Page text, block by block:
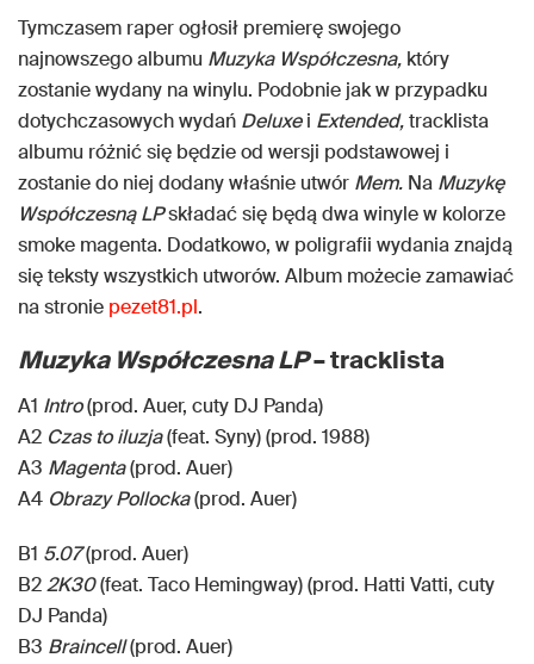
Tymczasem raper ogłosił premierę swojego
najnowszego albumu Muzyka Współczesna, który
zostanie wydany na winylu. Podobnie jak w przypadku
dotychczasowych wydań Deluxei Extended,tracklista
albumu różnić się będzie od wersji podstawowej i
zostanie do niej dodany właśnie utwór Mem. Na Muzykę
Współczesną LPskładać się będą dwa winyle w kolorze
smoke magenta. Dodatkowo, w poligrafii wydania znajdą
się teksty wszystkich utworów. Album możecie zamawiać
na stronie pezet81.pl.
Muzyka WspółczesnaLP– tracklista
A1 Intro(prod. Auer, cuty DJ Panda)
A2 Czas to iluzja(feat. Syny) (prod. 1988)
A3 Magenta(prod. Auer)
A4 Obrazy Pollocka(prod. Auer)
B1 5.07(prod. Auer)
B22K30(feat. Taco Hemingway) (prod. Hatti Vatti, cuty
DJ Panda)
B3 Braincell(prod. Auer)